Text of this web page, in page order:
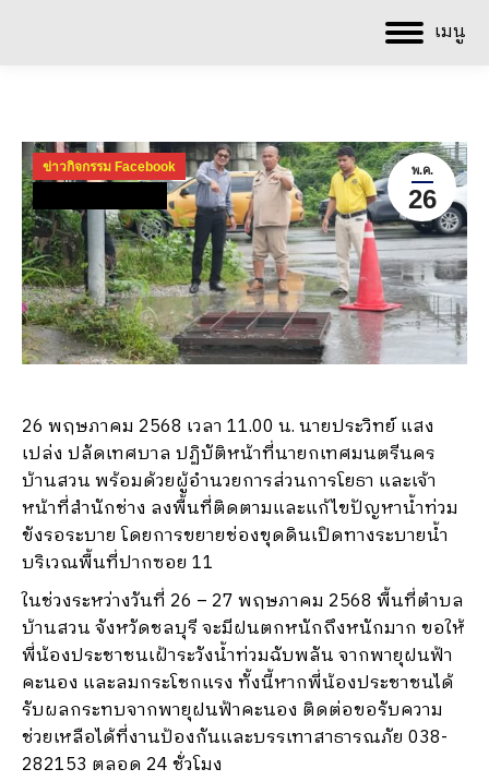
เมนู
พ.ค.
26
ข่าวกิจกรรม Facebook
26 พฤษภาคม 2568 เวลา 11.00 น. นายประวิทย์ แสง
เปล่ง ปลัดเทศบาล ปฏิบัติหน้าที่นายกเทศมนตรีนคร
บ้านสวน พร้อมด้วยผู้อำนวยการส่วนการโยธา และเจ้า
หน้าที่สำนักช่าง ลงพื้นที่ติดตามและแก้ไขปัญหาน้ำท่วม
ขังรอระบาย โดยการขยายช่องขุดดินเปิดทางระบายน้ำ
บริเวณพื้นที่ปากซอย 11
ในช่วงระหว่างวันที่ 26 – 27 พฤษภาคม 2568 พื้นที่ตำบล
บ้านสวน จังหวัดชลบุรี จะมีฝนตกหนักถึงหนักมาก ขอให้
พี่น้องประชาชนเฝ้าระวังน้ำท่วมฉับพลัน จากพายุฝนฟ้า
คะนอง และลมกระโชกแรง ทั้งนี้หากพี่น้องประชาชนได้
รับผลกระทบจากพายุฝนฟ้าคะนอง ติดต่อขอรับความ
ช่วยเหลือได้ที่งานป้องกันและบรรเทาสาธารณภัย 038-
282153 ตลอด 24 ชั่วโมง